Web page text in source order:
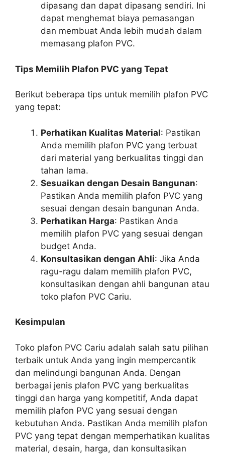
dipasang dan dapat dipasang sendiri. Ini
dapat menghemat biaya pemasangan
dan membuat Anda lebih mudah dalam
memasang plafon PVC.
Tips Memilih Plafon PVC yang Tepat
Berikut beberapa tips untuk memilih plafon PVC
yang tepat:
Perhatikan Kualitas Material: Pastikan
Anda memilih plafon PVC yang terbuat
dari material yang berkualitas tinggi dan
tahan lama.
Sesuaikan dengan Desain Bangunan:
Pastikan Anda memilih plafon PVC yang
sesuai dengan desain bangunan Anda.
Perhatikan Harga: Pastikan Anda
memilih plafon PVC yang sesuai dengan
budget Anda.
Konsultasikan dengan Ahli: Jika Anda
ragu-ragu dalam memilih plafon PVC,
konsultasikan dengan ahli bangunan atau
toko plafon PVC Cariu.
Kesimpulan
Toko plafon PVC Cariu adalah salah satu pilihan
terbaik untuk Anda yang ingin mempercantik
dan melindungi bangunan Anda. Dengan
berbagai jenis plafon PVC yang berkualitas
tinggi dan harga yang kompetitif, Anda dapat
memilih plafon PVC yang sesuai dengan
kebutuhan Anda. Pastikan Anda memilih plafon
PVC yang tepat dengan memperhatikan kualitas
material, desain, harga, dan konsultasikan